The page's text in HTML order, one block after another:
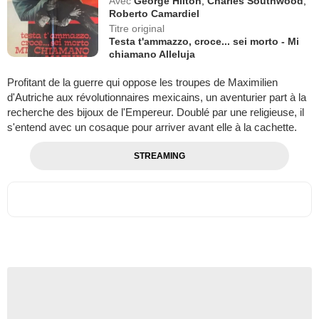
Roberto Camardiel
Titre original
Testa t'ammazzo, croce... sei morto - Mi
chiamano Alleluja
Profitant de la guerre qui oppose les troupes de Maximilien
d'Autriche aux révolutionnaires mexicains, un aventurier part à la
recherche des bijoux de l'Empereur. Doublé par une religieuse, il
s'entend avec un cosaque pour arriver avant elle à la cachette.
STREAMING